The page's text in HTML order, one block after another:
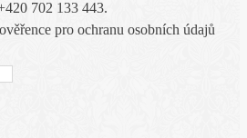
702 133 443.
pro ochranu osobních údajů